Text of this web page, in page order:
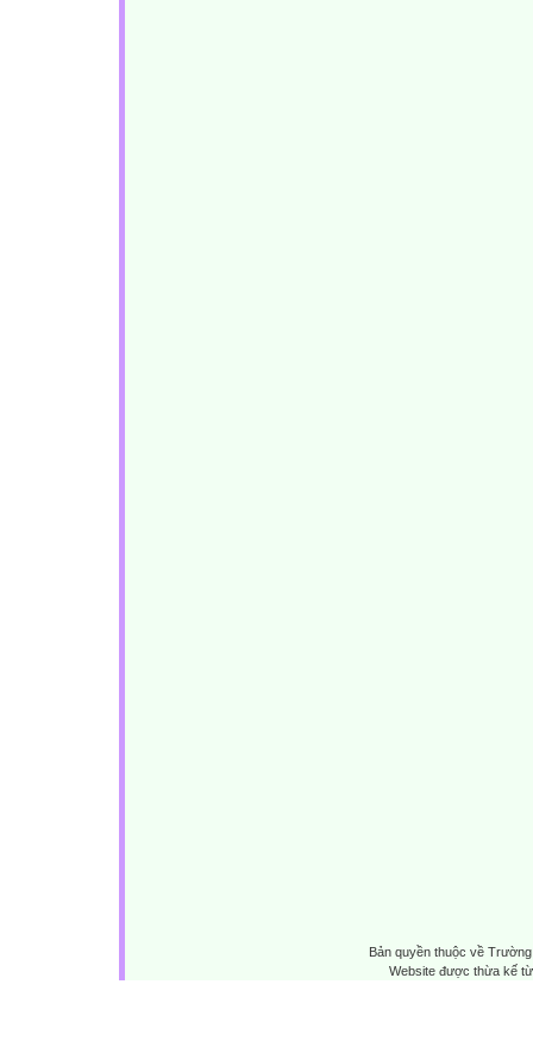
Bản quyền thuộc về
Website được thừa kế